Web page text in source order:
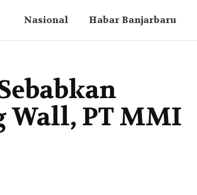
Nasional Habar Banjarbaru
Wall, PT MMI